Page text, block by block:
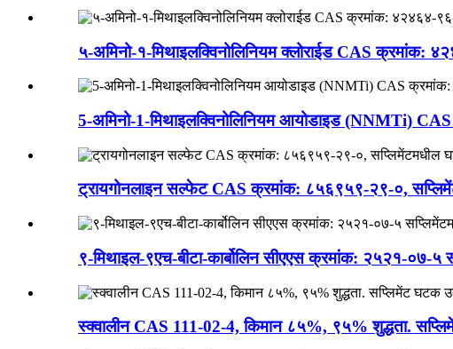
५-अमिनो-१-मिथाइलक्विनोलिनियम क्लोराईड CAS क्रमांक:
5-अमिनो-1-मिथाइलक्विनोलिनियम आयोडाइड (NNMTi)
ट्रायगोनलाइन सल्फेट CAS क्रमांक: ८५६९५९-२९-०,
९-मिथाइल-९एच-बीटा-कार्बोलिन सीएएस क्रमांक: २५२१-०७-५
स्क्वालीन CAS 111-02-4, किमान ८५%, ९५% शुद्धता.